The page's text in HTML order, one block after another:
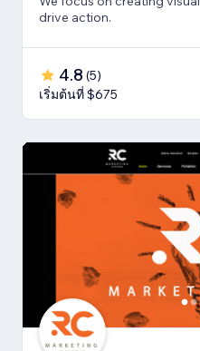
drive action.
4.8 (5)
เริ่มต้นที่ $675